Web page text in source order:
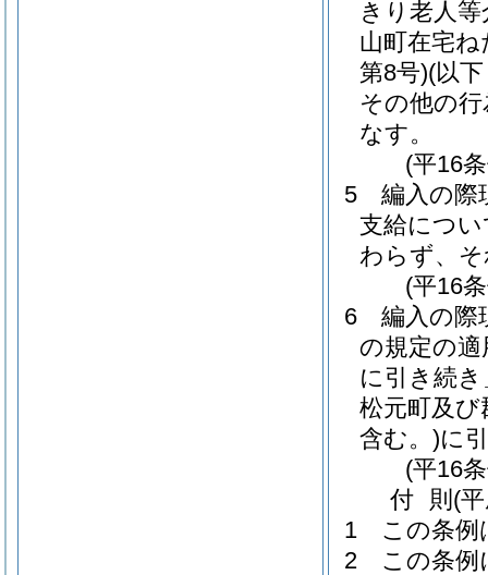
きり老人
山町在宅
第8号)(以
その他の
なす。
(平16
5
編入の際
支給につ
わらず、
(平16
6
編入の際
の規定の
に引き続
松元町及
含む。)に
(平16
付 則 (
1
この条例
2
この条例